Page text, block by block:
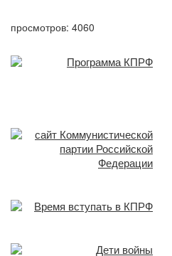
просмотров: 4060